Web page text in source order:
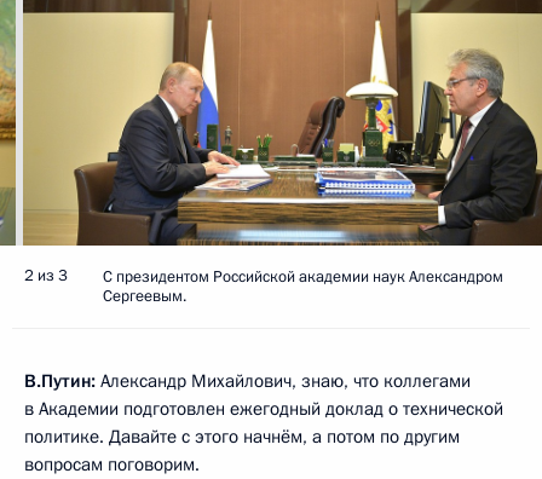
2 из 3
C президентом Российской академии наук Александром
Сергеевым.
В.Путин: Александр Михайлович, знаю, что коллегами
в Академии подготовлен ежегодный доклад о технической
политике. Давайте с этого начнём, а потом по другим
вопросам поговорим.